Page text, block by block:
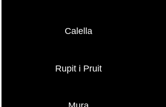
Calella
Rupit i Pruit